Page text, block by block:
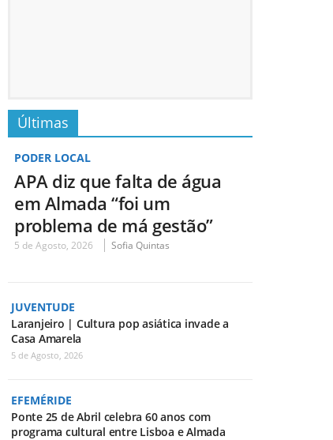
Últimas
PODER LOCAL
APA diz que falta de água
em Almada “foi um
problema de má gestão”
5 de Agosto, 2026 Sofia Quintas
JUVENTUDE
Laranjeiro | Cultura pop asiática invade a
Casa Amarela
5 de Agosto, 2026
EFEMÉRIDE
Ponte 25 de Abril celebra 60 anos com
programa cultural entre Lisboa e Almada